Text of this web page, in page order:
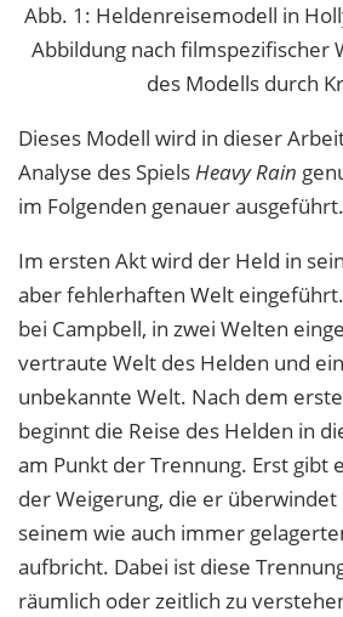
Abb. 1: Heldenreisemodell in
Abbildung nach filmspezifischer
des Modells durch
Dieses Modell wird in dieser
Analyse des SpielsHeavy Rain
im Folgenden genauer ausgeführt.
Im ersten Akt wird der Held in
aber fehlerhaften Welt
bei Campbell, in zwei Welten
vertraute Welt des Helden und
unbekannte Welt. Nach dem
beginnt die Reise des Helden in
am Punkt der Trennung. Erst gibt
der Weigerung, die er überwindet
seinem wie auch immer
aufbricht. Dabei ist diese
räumlich oder zeitlich zu